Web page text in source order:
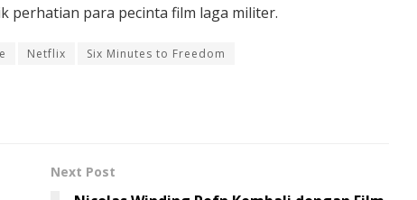
perhatian para pecinta film laga militer.
Netflix Six Minutes to Freedom
Next Post